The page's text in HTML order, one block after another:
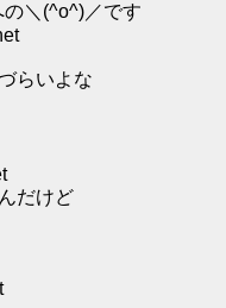
＼(^o^)／です
らいよな
だけど